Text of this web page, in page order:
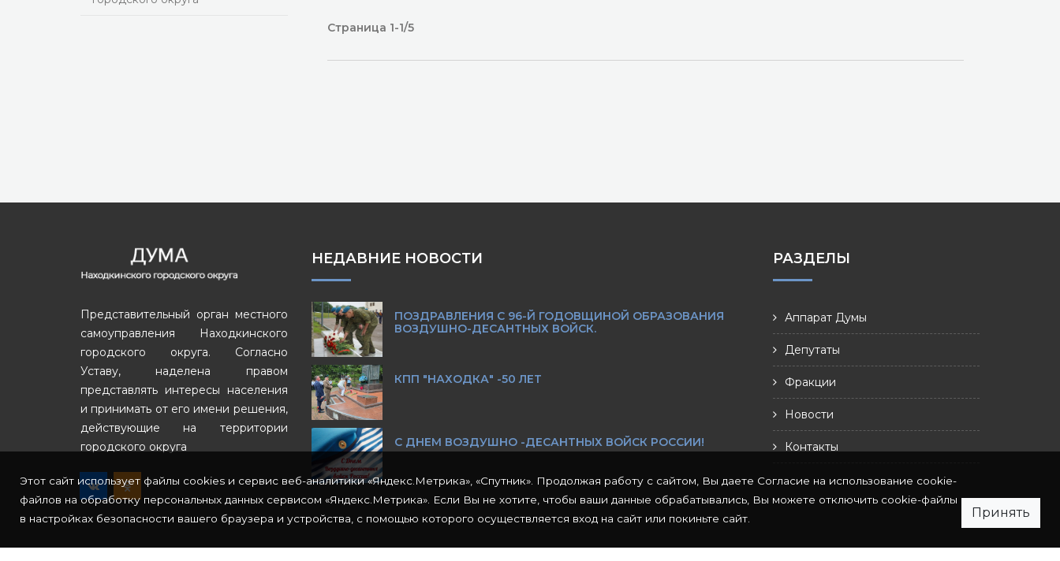
Страница 1-1/5
Представительный орган местного
самоуправления Находкинского
городского округа. Согласно
Уставу, наделена правом
представлять интересы населения
и принимать от его имени решения,
действующие на территории
городского округа
НЕДАВНИЕ НОВОСТИ
ПОЗДРАВЛЕНИЯ С 96-Й ГОДОВЩИНОЙ ОБРАЗОВАНИЯ
ВОЗДУШНО-ДЕСАНТНЫХ ВОЙСК.
КПП "НАХОДКА" -50 ЛЕТ
С ДНЕМ ВОЗДУШНО -ДЕСАНТНЫХ ВОЙСК РОССИИ!
РАЗДЕЛЫ
Аппарат Думы
Депутаты
Фракции
Новости
Контакты
Этот сайт использует файлы cookies и сервис веб-аналитики «Яндекс.Метрика», «Спутник». Продолжая работу с сайтом, Вы даете Согласие на использование cookie-
файлов на обработку персональных данных сервисом «Яндекс.Метрика». Если Вы не хотите, чтобы ваши данные обрабатывались, Вы можете отключить cookie-файлы
в настройках безопасности вашего браузера и устройства, с помощью которого осуществляется вход на сайт или покиньте сайт.
Принять